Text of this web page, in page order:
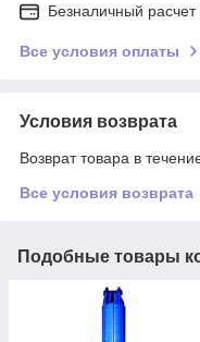
Безналичный расчет
Все условия оплаты
Условия возврата
Возврат товара в
Все условия возврата
Подобные товары